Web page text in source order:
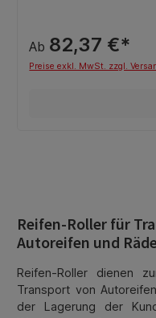
Ab 82,37 €*
Preise exkl. MwSt. zzgl.
Reifen-Roller für
Autoreifen und
Reifen-Roller dienen
Transport von
der Lagerung der